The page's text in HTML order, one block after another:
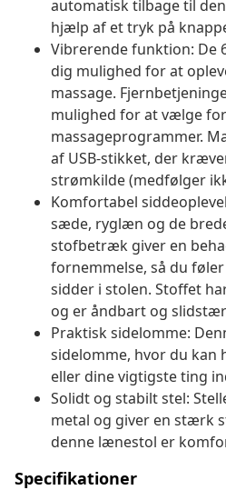
automatisk tilbage til
hjælp af et tryk på
Vibrerende funktion: De
dig mulighed for at
massage.
mulighed for at vælge
massageprogrammer.
af USB-stikket, der
strømkilde (medfølger
Komfortabel
sæde, ryglæn og de
stofbetræk giver en
fornemmelse, så du
sidder i stolen. Stoffet
og er åndbart og
Praktisk sidelomme:
sidelomme, hvor du kan
eller dine vigtigste ting
Solidt og stabilt stel:
metal og giver en stærk
denne lænestol er
Specifikationer